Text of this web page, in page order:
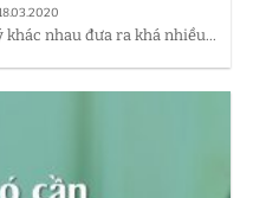
nhau đưa ra khá nhiều...